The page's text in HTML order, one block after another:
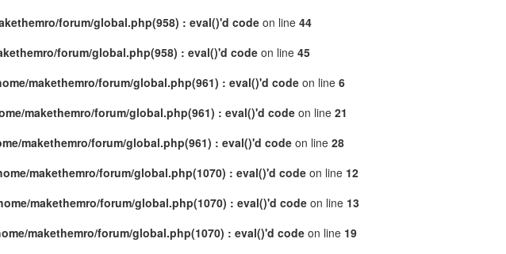
forum/global.php(958) : eval()'d code on line 44
forum/global.php(958) : eval()'d codeon line 45
makethemro/forum/global.php(961) : eval()'d codeon line 6
makethemro/forum/global.php(961) : eval()'d codeon line 21
makethemro/forum/global.php(961) : eval()'d codeon line 28
makethemro/forum/global.php(1070) : eval()'d code on line 12
makethemro/forum/global.php(1070) : eval()'d codeon line 13
makethemro/forum/global.php(1070) : eval()'d codeon line 19